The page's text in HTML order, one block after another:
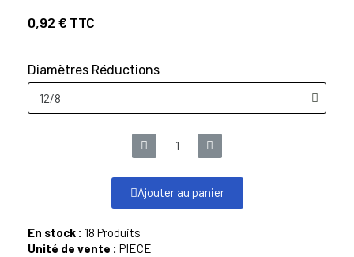
0,92 € TTC
Diamètres Réductions
Ajouter au panier
En stock : 18 Produits
Unité de vente : PIECE